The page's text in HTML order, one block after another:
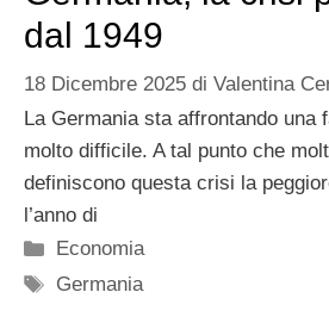
dal 1949
18 Dicembre 2025 di Valentina
La Germania sta affrontando una
molto difficile. A tal punto che
definiscono questa crisi la
l’anno di
Categorie
Economia
Tag
Germania